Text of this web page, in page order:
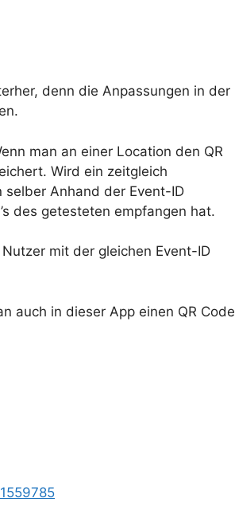
denn die Anpassungen in der
man an einer Location den QR
Wird ein zeitgleich
Anhand der Event-ID
des getesteten empfangen hat.
mit der gleichen Event-ID
auch in dieser App einen QR Code